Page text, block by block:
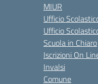
MIUR
Ufficio
Ufficio
Scuola in Chiaro
Iscrizioni On
Invalsi
Comune